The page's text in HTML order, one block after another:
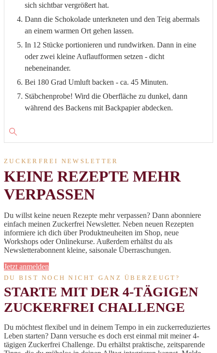
sich sichtbar vergrößert hat.
Dann die Schokolade unterkneten und den Teig abermals
an einem warmen Ort gehen lassen.
In 12 Stücke portionieren und rundwirken. Dann in eine
oder zwei kleine Auflaufformen setzen - dicht
nebeneinander.
Bei 180 Grad Umluft backen - ca. 45 Minuten.
Stäbchenprobe! Wird die Oberfläche zu dunkel, dann
während des Backens mit Backpapier abdecken.
ZUCKERFREI NEWSLETTER
KEINE REZEPTE MEHR
VERPASSEN
Du willst keine neuen Rezepte mehr verpassen? Dann abonniere
einfach meinen Zuckerfrei Newsletter. Neben neuen Rezepten
informiere ich dich über Produktneuheiten im Shop, neue
Workshops oder Onlinekurse. Außerdem erhältst du als
Newsletterabonnent kleine, saisonale Überraschungen.
Jetzt anmelden
DU BIST NOCH NICHT GANZ ÜBERZEUGT?
STARTE MIT DER 4-TÄGIGEN
ZUCKERFREI CHALLENGE
Du möchtest flexibel und in deinem Tempo in ein zuckerreduziertes
Leben starten? Dann versuche es doch erst einmal mit meiner 4-
tägigen Zuckerfrei Challenge. Du erhältst praktische, zeitsparende